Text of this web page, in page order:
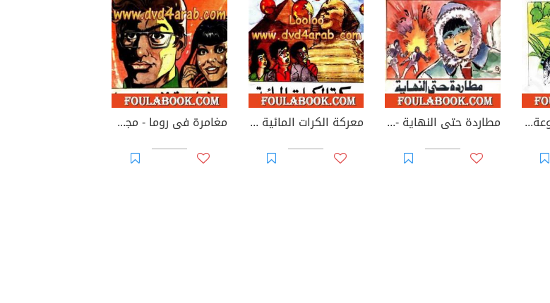
مزارع العنب - مجموعة الشياطين ال 13 مطاردة حتى النهاية - مجموعة الشياطين ال 13 معركة الكرات المائية - مجموعة الشياطين ال 13 مغامرة فى روما - مجموعة الشياطين ال 13